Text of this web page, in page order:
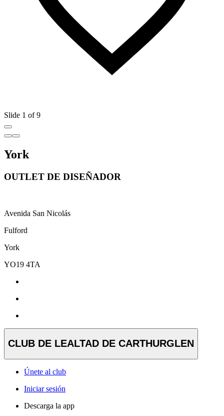
Slide 1 of 9
York
OUTLET DE DISEÑADOR
Avenida San Nicolás
Fulford
York
YO19 4TA
CLUB DE LEALTAD DE CARTHURGLEN
Únete al club
Iniciar sesión
Descarga la app